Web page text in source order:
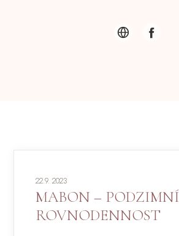
22.9. 2023
MABON – PODZIMNÍ
ROVNODENNOST